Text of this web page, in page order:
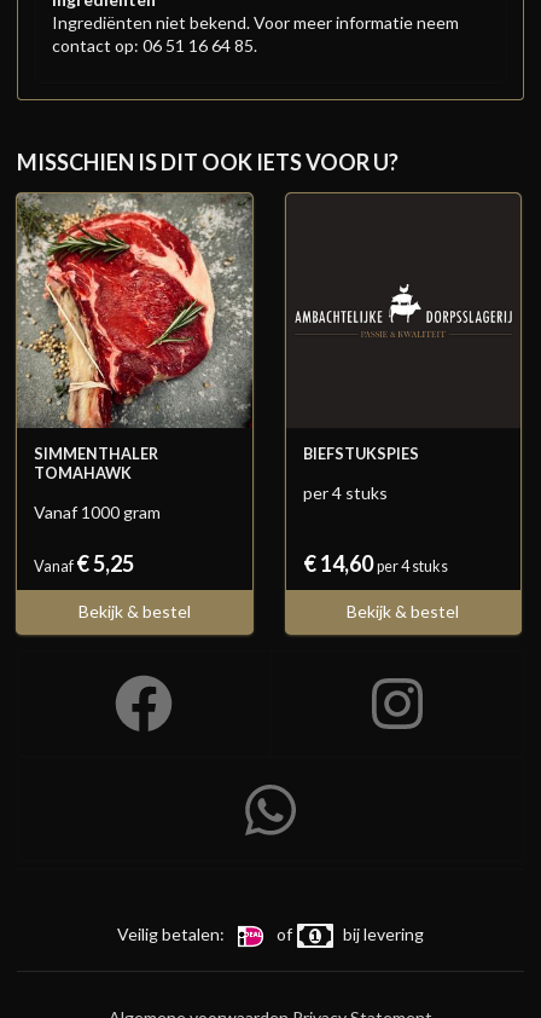
Ingrediënten niet bekend. Voor meer informatie neem
contact op: 06 51 16 64 85.
MISSCHIEN IS DIT OOK IETS VOOR U?
SIMMENTHALER
TOMAHAWK
Vanaf 1000 gram
Vanaf € 5,25
Bekijk & bestel
BIEFSTUKSPIES
per 4 stuks
€ 14,60per 4 stuks
Bekijk & bestel
Veilig betalen: of bij levering